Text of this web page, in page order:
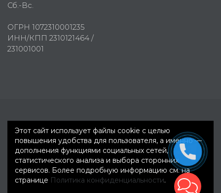
Сб.-Вс.
ОГРН 1072310001235
ИНН/КПП 2310121464 /
231001001
Этот сайт использует файлы cookie с целью
повышения удобства для пользователя, а именно —
дополнения функциями социальных сетей,
статистического анализа и выбора сторонних
сервисов. Более подробную информацию см. на
странице Политика конфиденциальности.